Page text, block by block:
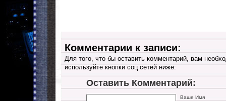
Комментарии к записи:
Для того, что бы оставить комментарий, вам
используйте кнопки соц сетей ниже:
Оставить Комментарий:
Ваше Имя